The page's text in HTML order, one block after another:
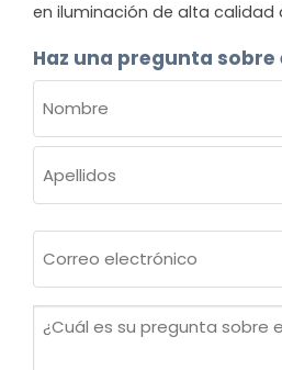
en iluminación de alta calidad
Haz una pregunta
(OBLIGATORIO)
Nombre
electrónico
¿Cuál